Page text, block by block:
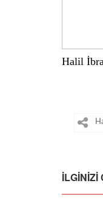
Halil
İLGINIZI